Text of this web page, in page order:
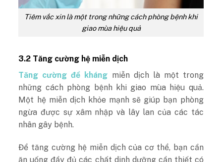
Tiêm vắc xin là một trong những cách phòng bệnh khi
giao mùa hiệu quả
3.2 Tăng cường hệ miễn dịch
Tăng cường đề kháng miễn dịch là một trong
những cách phòng bệnh khi giao mùa hiệu quả.
Một hệ miễn dịch khỏe mạnh sẽ giúp bạn phòng
ngừa được sự xâm nhập và lây lan của các tác
nhân gây bệnh.
Để tăng cường hệ miễn dịch của cơ thể, bạn cần
ăn uống đầy đủ các chất dinh dưỡng cần thiết có